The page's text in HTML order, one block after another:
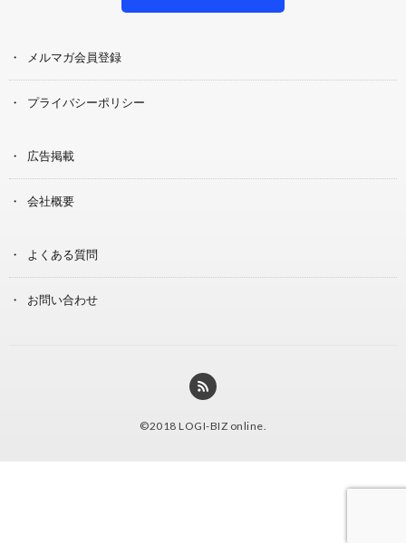
メルマガ会員登録
プライバシーポリシー
広告掲載
会社概要
よくある質問
お問い合わせ
©2018 LOGI-BIZ online